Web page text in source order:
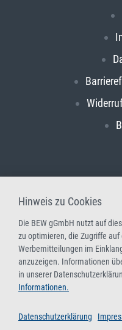
Hinweis zu Cookies
Die BEW gGmbH nutzt auf
zu optimieren, die Zugriffe
Werbemitteilungen im
anzuzeigen. Informationen
in unserer
Informationen.
Datenschutzerklärung